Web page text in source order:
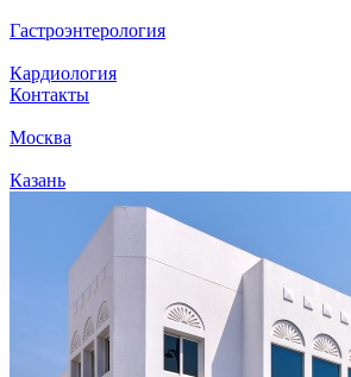
Гастроэнтерология
Кардиология
Контакты
Москва
Казань